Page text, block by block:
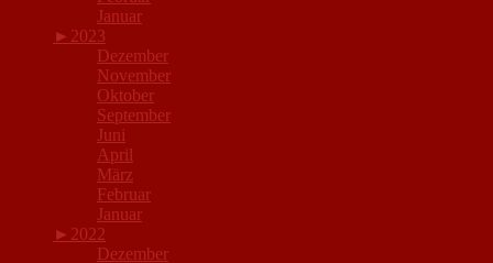
Januar
► 2023
Dezember
November
Oktober
September
Juni
April
März
Februar
Januar
► 2022
Dezember